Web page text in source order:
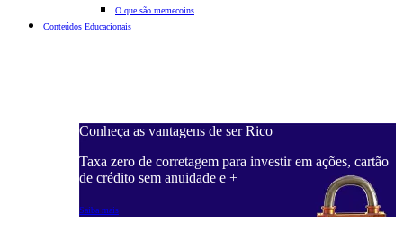
O que são memecoins
Conteúdos Educacionais
Conheça as vantagens de ser Rico
Taxa zero de corretagem para investir em ações, cartão
de crédito sem anuidade e +
Saiba mais